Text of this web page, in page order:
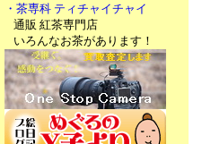
・茶専科 ティチャイチャイ
通販 紅茶専門店
いろんなお茶があります！